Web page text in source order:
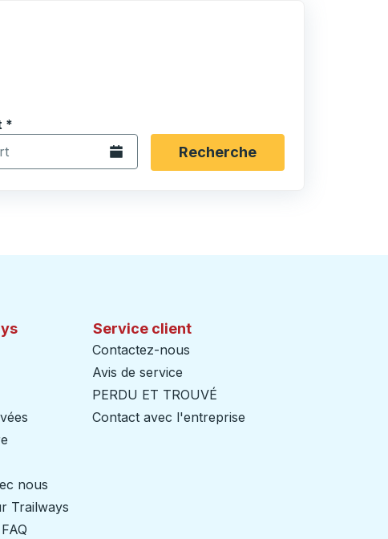
fléchées pour accéder à la ville d'origine souhaitée, puis
options de localisation, puis utilisez les touches fléchées
* format date Barre oblique du mois à 2 chiffres Barre
Ouvrez le calendrier.Recherche
nous
Trailways
Service client
Contactez-nous
Avis de service
PERDU ET TROUVÉ
Contact avec l'entreprise